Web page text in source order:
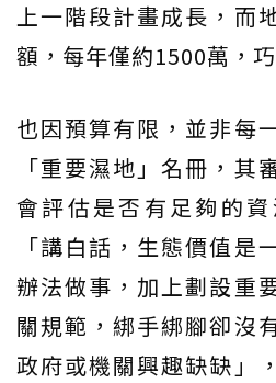
上一階段計畫成長，而
額，每年僅約1500萬，
也因預算有限，並非每
「重要濕地」名冊，其
會評估是否有足夠的資
「講白話，生態價值是
辦法做事，加上劃設重
關規範，綁手綁腳卻沒
政府或機關興趣缺缺」